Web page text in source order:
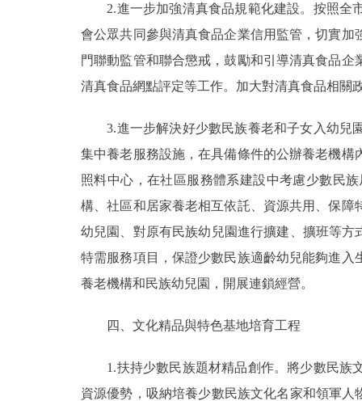
2.進一步加強清真食品規範化建設。按照全市
會公眾共同參與清真食品企業信用監管，切實
門聯動監管和聯合懲戒，鼓勵和引導清真食品
清真食品網點評定等工作。加大對清真食品相關
3.進一步解決好少數民族養老和子女入幼兒園
集中養老服務設施，在具備條件的公辦養老機
照料中心，在社區服務體系建設中考慮少數民
構、社區和居家養老相互依託、資源共用、保
幼兒園、對原有民族幼兒園進行擴建、擴班等
特需服務項目，保證少數民族適齡幼兒能夠進
養老機構和民族幼兒園，開展連鎖經營。
四、文化精品與特色基地培育工程
1.扶持少數民族題材精品創作。將少數民族文
資源優勢，吸納培養少數民族文化名家和領軍